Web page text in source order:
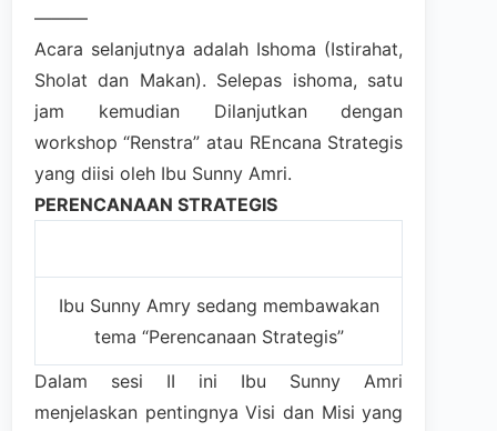
———
Acara selanjutnya adalah Ishoma (Istirahat,
Sholat dan Makan). Selepas ishoma, satu
jam kemudian Dilanjutkan dengan
workshop “Renstra” atau REncana Strategis
yang diisi oleh Ibu Sunny Amri.
PERENCANAAN STRATEGIS
Ibu Sunny Amry sedang membawakan
tema “Perencanaan Strategis”
Dalam sesi II ini Ibu Sunny Amri
menjelaskan pentingnya Visi dan Misi yang